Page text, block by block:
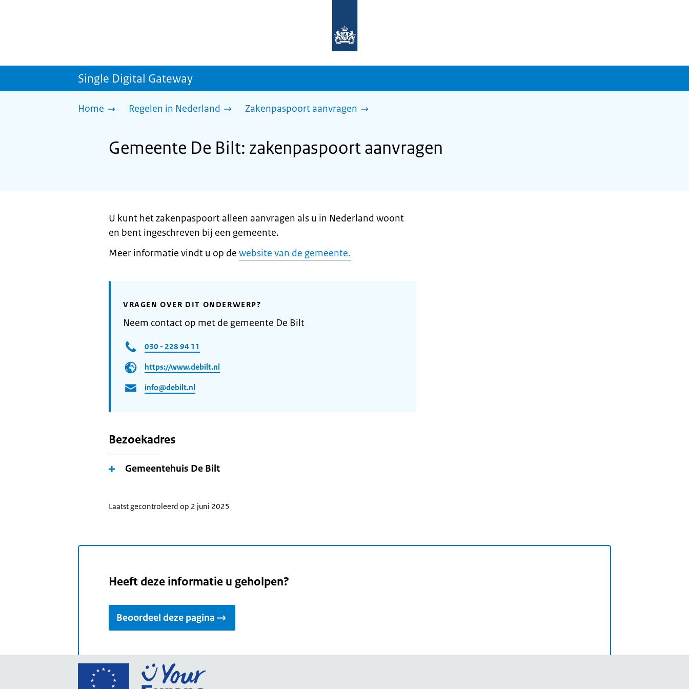
homepage
sdg.rijksoverheid.nl
Single Digital Gateway
Home Regelen in Nederland Zakenpaspoort aanvragen
Gemeente De Bilt: zakenpaspoort aanvragen
U kunt het zakenpaspoort alleen aanvragen als u in Nederland woont
en bent ingeschreven bij een gemeente.
Meer informatie vindt u op de website van de gemeente.
VRAGEN OVER DIT ONDERWERP?
Neem contact op met de gemeente De Bilt
030 - 228 94 11
https://www.debilt.nl
info@debilt.nl
Bezoekadres
Gemeentehuis De Bilt
Laatst gecontroleerd op 2 juni 2025
Heeft deze informatie u geholpen?
Beoordeel deze pagina
Ga